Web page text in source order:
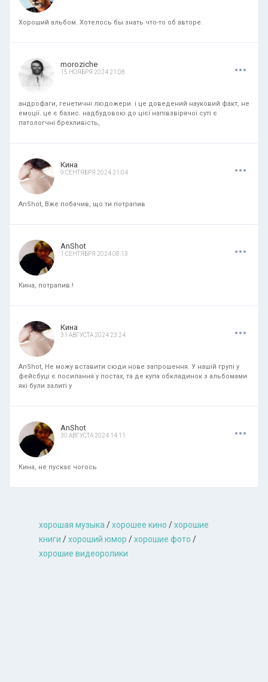
Хороший альбом. Хотелось бы знать что-то об авторе.
moroziche
15 НОЯБРЯ 2024 21:08 ...
андрофаги, генетичні людожери. і це доведений науковий факт, не
емоції. це є базис. надбудовою до цієї напівзвірячої суті є
патологчні брехливість,
Кина
9 СЕНТЯБРЯ 2024 21:04 ...
AnShot, Вже побачив, що ти потрапив
AnShot
1 СЕНТЯБРЯ 2024 08:13 ...
Кина, потрапив.!
Кина
31 АВГУСТА 2024 23:24 ...
AnShot, Не можу вставити сюди нове запрошення. У нашій групі у
фейсбуці є посилання у постах, та де купа обкладинок з альбомами
які були залиті у
AnShot
30 АВГУСТА 2024 14:11 ...
Кина, не пускає чогось
хорошая музыкa /хорошее кино /хорошие
книги /хороший юмор /хорошие фото /
хорошие видеоролики